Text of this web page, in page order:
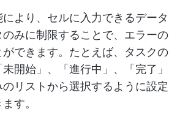
より、セルに入力できるデータ
のみに制限することで、エラーの
できます。たとえば、タスクの
開始」、「進行中」、「完了」
リストから選択するように設定
す。